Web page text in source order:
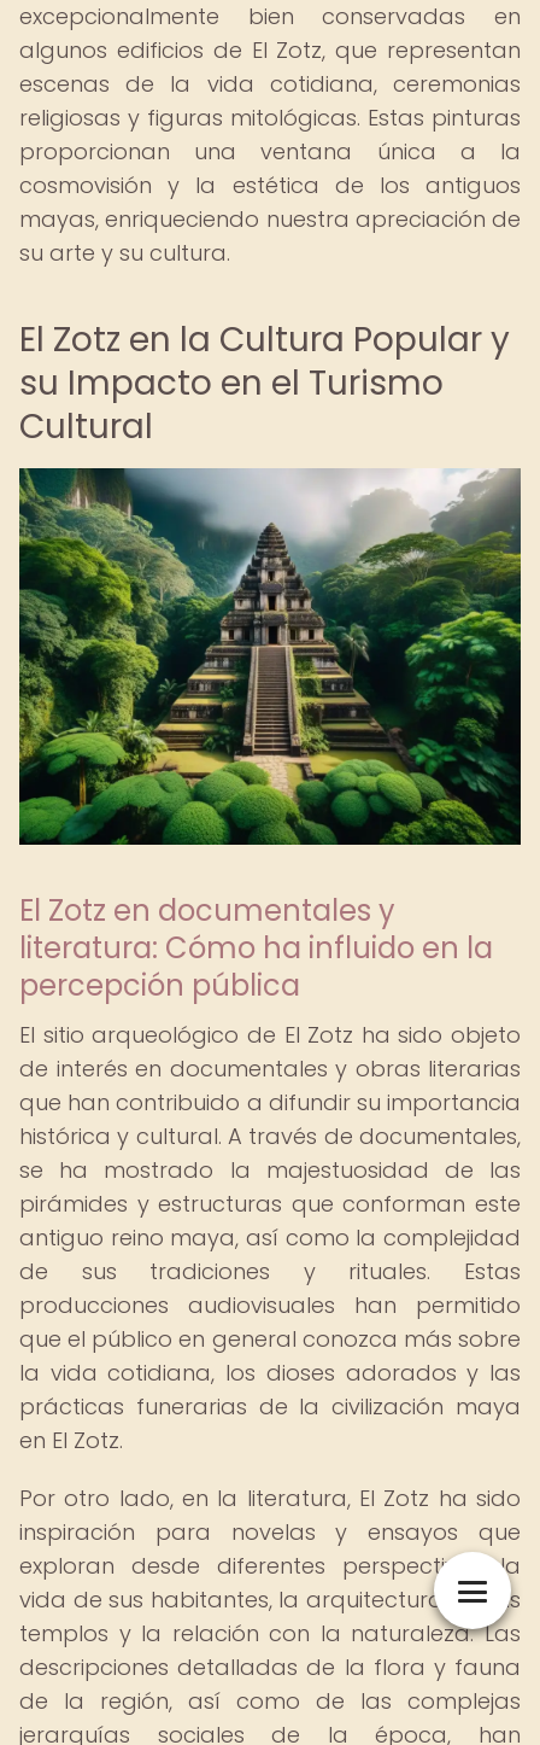
excepcionalmente bien conservadas en
algunos edificios de El Zotz, que representan
escenas de la vida cotidiana, ceremonias
religiosas y figuras mitológicas. Estas pinturas
proporcionan una ventana única a la
cosmovisión y la estética de los antiguos
mayas, enriqueciendo nuestra apreciación de
su arte y su cultura.
El Zotz en la Cultura Popular y
su Impacto en el Turismo
Cultural
El Zotz en documentales y
literatura: Cómo ha influido en la
percepción pública
El sitio arqueológico de El Zotz ha sido objeto
de interés en documentales y obras literarias
que han contribuido a difundir su importancia
histórica y cultural. A través de documentales,
se ha mostrado la majestuosidad de las
pirámides y estructuras que conforman este
antiguo reino maya, así como la complejidad
de sus tradiciones y rituales. Estas
producciones audiovisuales han permitido
que el público en general conozca más sobre
la vida cotidiana, los dioses adorados y las
prácticas funerarias de la civilización maya
en El Zotz.
Por otro lado, en la literatura, El Zotz ha sido
inspiración para novelas y ensayos que
exploran desde diferentes perspectivas la
vida de sus habitantes, la arquitectura de sus
templos y la relación con la naturaleza. Las
descripciones detalladas de la flora y fauna
de la región, así como de las complejas
jerarquías sociales de la época, han